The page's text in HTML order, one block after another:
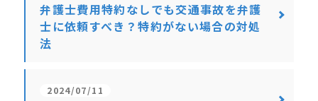
弁護士費用特約なしでも交通事故を弁護
士に依頼すべき？特約がない場合の対処
法
2024/07/11